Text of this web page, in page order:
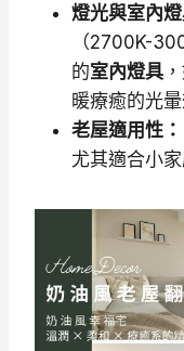
燈光與室內
（2700K-
的室內燈具
暖療癒的光暈
老屋適用性：
尤其適合小